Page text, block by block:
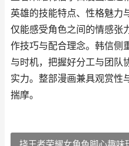
英雄的技能特点、性格魅力
仅能感受角色之间的情感张
作技巧与配合理念。韩信侧
与时机，把握好分工与团队
实力。整部漫画兼具观赏性
揣摩。